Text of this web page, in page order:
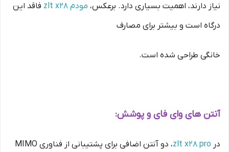
نیاز دارند، اهمیت بسیاری دارد. برعکس، مودم zlt x28
فاقد این
درگاه است و بیشتر برای مصارف
خانگی طراحی شده است.
آنتن های وای ‌فای و پوشش:
در zlt x28 pro
، دو آنتن اضافی برای پشتیبانی از فناوری MIMO